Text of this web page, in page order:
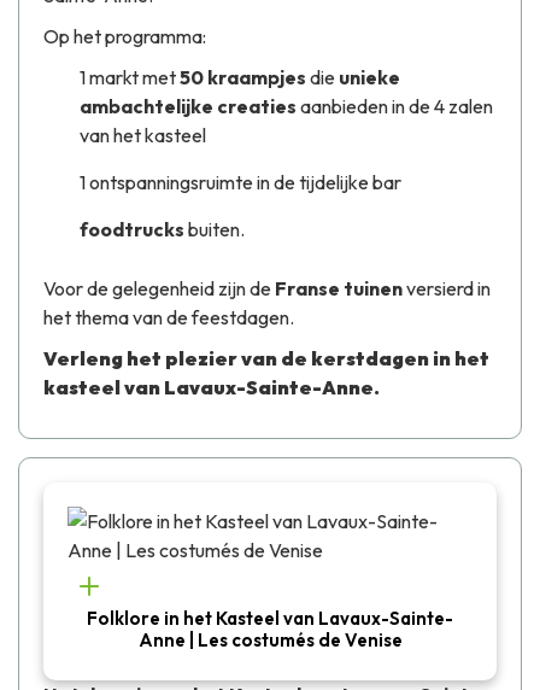
Op het programma:
1 markt met50 kraampjes die unieke
ambachtelijke creaties aanbieden in de 4 zalen
van het kasteel
1 ontspanningsruimte in de tijdelijke bar
foodtrucks buiten.
Voor de gelegenheid zijn de Franse tuinenversierd in
het thema van de feestdagen.
Verleng het plezier van de kerstdagen in het
kasteel van Lavaux-Sainte-Anne.
Folklore in het Kasteel van Lavaux-Sainte-
Anne | Les costumés de Venise